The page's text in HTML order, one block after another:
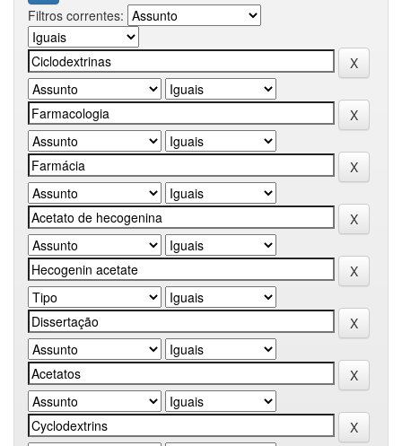
Filtros correntes: